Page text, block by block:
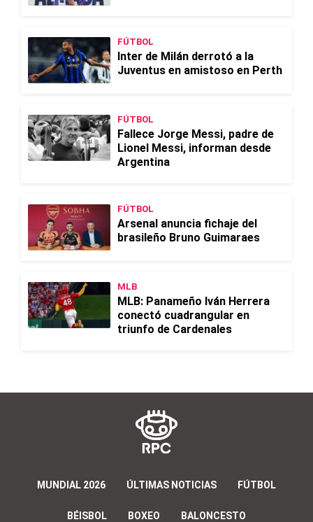
FÚTBOL
Inter de Milán derrotó a la
Juventus en amistoso en Perth
FÚTBOL
Fallece Jorge Messi, padre de
Lionel Messi, informan desde
Argentina
FÚTBOL
Arsenal anuncia fichaje del
brasileño Bruno Guimaraes
MLB
MLB: Panameño Iván Herrera
conectó cuadrangular en
triunfo de Cardenales
MUNDIAL 2026 ÚLTIMAS NOTICIAS FÚTBOL
BÉISBOL BOXEO BALONCESTO